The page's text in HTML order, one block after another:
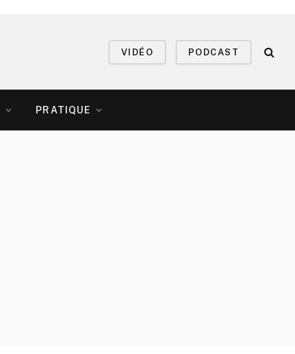
VIDÉO PODCAST
PRATIQUE